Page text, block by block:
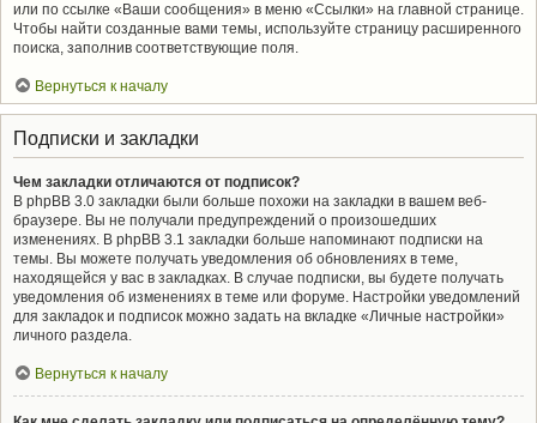
или по ссылке «Ваши сообщения» в меню «Ссылки» на главной странице.
Чтобы найти созданные вами темы, используйте страницу расширенного
поиска, заполнив соответствующие поля.
Вернуться к началу
Подписки и закладки
Чем закладки отличаются от подписок?
В phpBB 3.0 закладки были больше похожи на закладки в вашем веб-
браузере. Вы не получали предупреждений о произошедших
изменениях. В phpBB 3.1 закладки больше напоминают подписки на
темы. Вы можете получать уведомления об обновлениях в теме,
находящейся у вас в закладках. В случае подписки, вы будете получать
уведомления об изменениях в теме или форуме. Настройки уведомлений
для закладок и подписок можно задать на вкладке «Личные настройки»
личного раздела.
Вернуться к началу